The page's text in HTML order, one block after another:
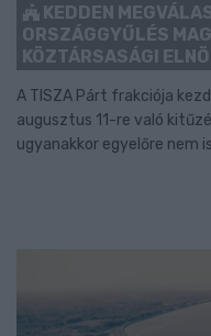
KEDDEN
ORSZÁGGYŰLÉS
KÖZTÁRSASÁGI
A TISZA Párt frakciója
augusztus 11-re való
ugyanakkor egyelőre nem